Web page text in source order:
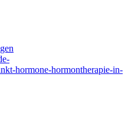
hormone-hormontherapie-in-